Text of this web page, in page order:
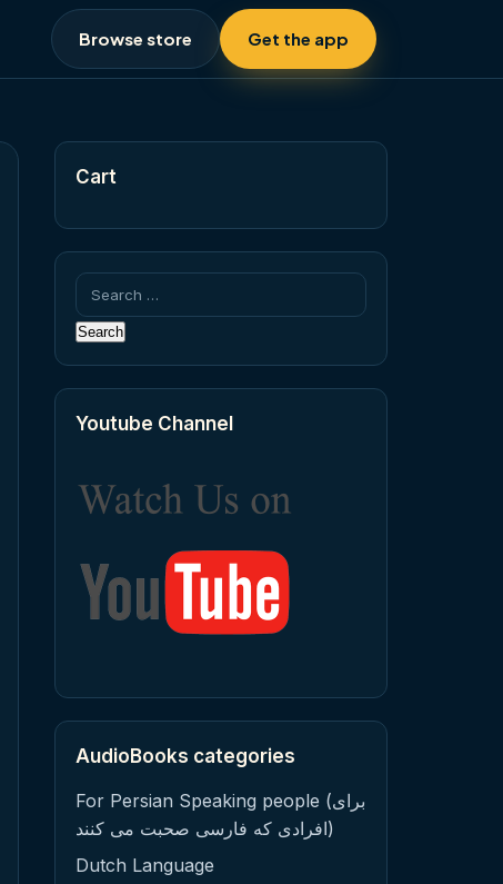
Browse store Get the app
Cart
Search
for:
Youtube Channel
AudioBooks categories
For Persian Speaking people (برای
افرادی که فارسی صحبت می کنند)
Dutch Language